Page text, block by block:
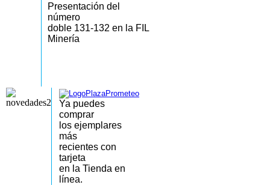
Presentación del
número
doble 131-132 en la FIL
Minería
Ya puedes
comprar
los ejemplares
más
recientes con
tarjeta
en la Tienda en
línea.